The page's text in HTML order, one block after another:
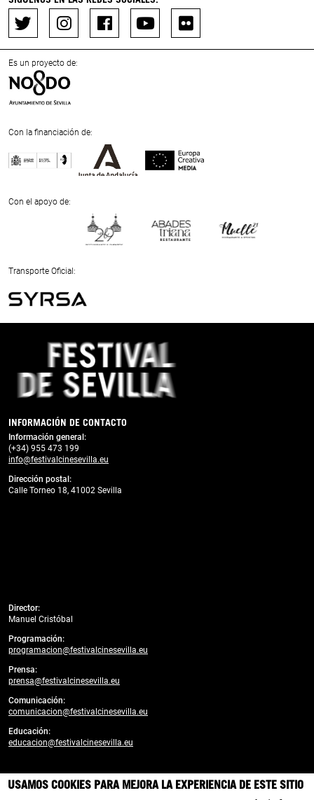
Es un proyecto de:
Con la financiación de:
Next
Con el apoyo de:
Next
Transporte Oficial:
Previous
INFORMACIÓN DE CONTACTO
Información general:
(+34) 955 473 199
info@festivalcinesevilla.eu
Dirección postal:
Calle Torneo 18, 41002 Sevilla
Director:
Manuel Cristóbal
Programación:
programacion@festivalcinesevilla.eu
Prensa:
prensa@festivalcinesevilla.eu
Comunicación:
comunicacion@festivalcinesevilla.eu
Educación:
educacion@festivalcinesevilla.eu
Desarrollado por:enreda.coop
USAMOS COOKIES PARA MEJORA LA EXPERIENCIA DE ESTE SITIO